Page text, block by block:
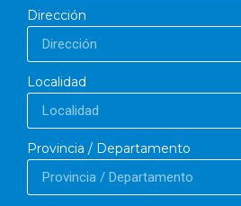
Dirección
Localidad
Provincia / Departamento